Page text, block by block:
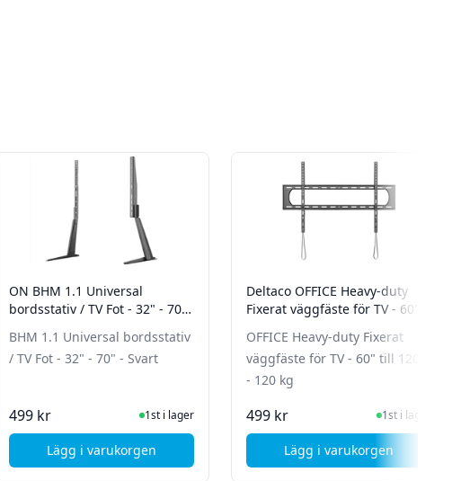
- 23" till 43" - Max 45 kg
ON BHM 1.1 Universal
bordsstativ / TV Fot - 32" - 70"
BHM 1.1 Universal bordsstativ
/ TV Fot - 32" - 70" - Svart
499 kr I Lager1st i lager
Lägg i varukorgen, ON BHM 1.1 Universal bordsstativ / TV Fot - 32" - 70" -
Deltaco OFFICE Heavy-duty
Fixerat väggfäste för TV - 60"
OFFICE Heavy-duty Fixerat
väggfäste för TV - 60" till 120"
- 120 kg
499 kr I Lager1st i lager
Lägg i varukorgen
, Deltaco OFFICE